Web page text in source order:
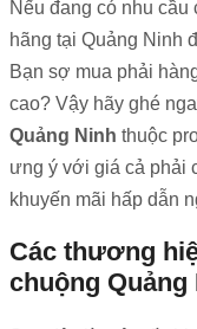
Nếu đang có nhu
hãng tại Quảng Ninh
Bạn sợ mua phải
cao? Vậy hãy ghé
Quảng Ninh thuộc
ưng ý với giá cả phải
khuyến mãi hấp dẫn
Các thương
chuộng Quảng